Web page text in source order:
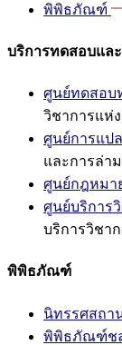
พิพิธภัณฑ์
บริการทดสอบแล
ศูนย์ทดสอบ
วิชาการแห่
ศูนย์การแป
และการล่า
ศูนย์กฎหมา
ศูนย์บริการ
บริการวิชา
พิพิธภัณฑ์
นิทรรศสถา
พิพิธภัณฑ์ช